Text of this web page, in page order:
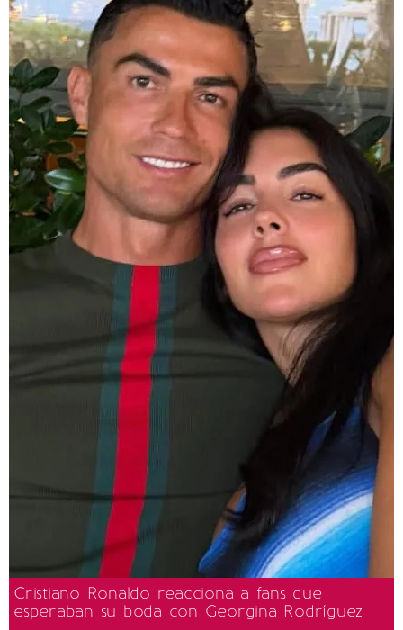
Cristiano Ronaldo reacciona a fans que
esperaban su boda con Georgina Rodríguez